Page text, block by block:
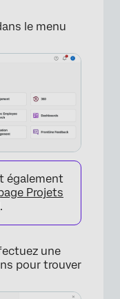
le menu
également
Projets
.
une
pour trouver